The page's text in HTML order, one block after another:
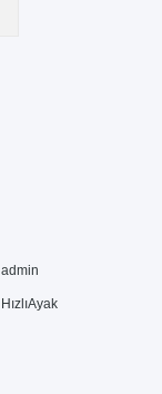
admin
HızlıAyak